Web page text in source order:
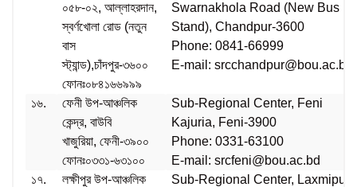
০৫৮-০২, আল্লাহরদান,
স্বর্ণখোলা রোড (নতুন
বাস
স্ট্যান্ড),চাঁদপুর-৩৬০০
ফোনঃ০৮৪১৬৬৯৯৯
Swarnakhola Road (New Bus
Stand), Chandpur-3600
Phone: 0841-66999
E-mail: srcchandpur@bou.ac.bd
১৬.
ফেনী উপ-আঞ্চলিক
কেন্দ্র, বাউবি
খাজুরিয়া, ফেনী-৩৯০০
ফোনঃ০৩৩১-৬৩১০০
Sub-Regional Center, Feni
Kajuria, Feni-3900
Phone: 0331-63100
E-mail: srcfeni@bou.ac.bd
১৭.
লক্ষীপুর উপ-আঞ্চলিক
Sub-Regional Center, Laxmipur